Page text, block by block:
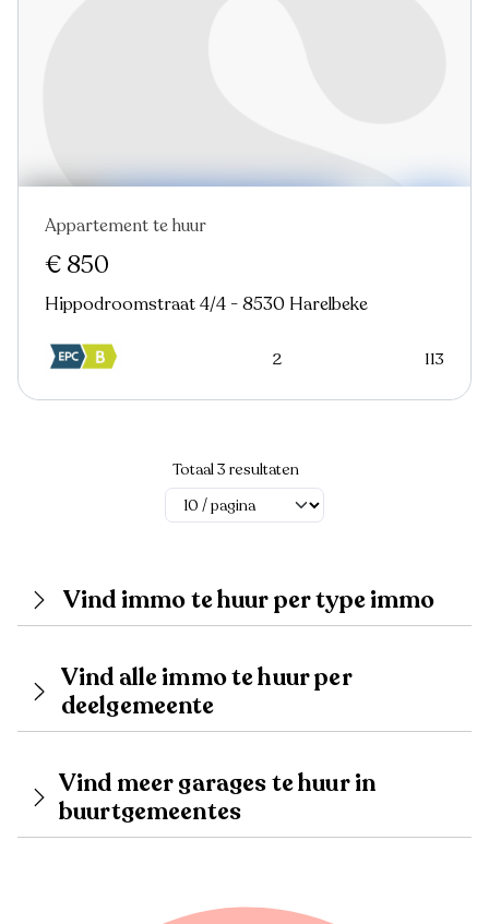
Appartement te huur
€ 850
Hippodroomstraat 4/4 - 8530 Harelbeke
2 113
Totaal 3 resultaten
Vind immo te huur per type immo
Vind alle immo te huur per
deelgemeente
Vind meer garages te huur in
buurtgemeentes